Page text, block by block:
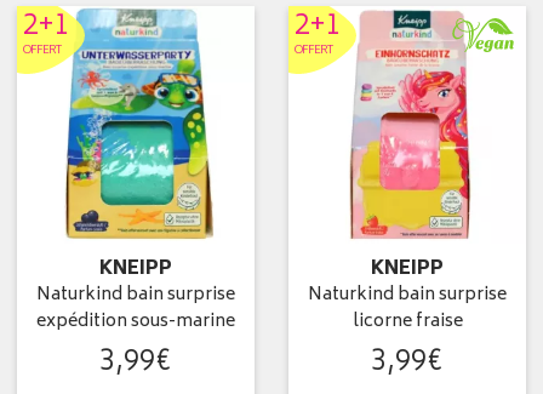
2+1
OFFERT
KNEIPP
Naturkind bain surprise
expédition sous-marine
3,99€
2+1
OFFERT
KNEIPP
Naturkind bain surprise
licorne fraise
3,99€